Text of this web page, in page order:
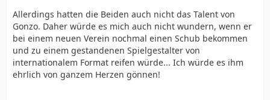
Allerdings hatten die Beiden auch nicht das Talent von
Gonzo. Daher würde es mich auch nicht wundern, wenn er
bei einem neuen Verein nochmal einen Schub bekommen
und zu einem gestandenen Spielgestalter von
internationalem Format reifen würde... Ich würde es ihm
ehrlich von ganzem Herzen gönnen!